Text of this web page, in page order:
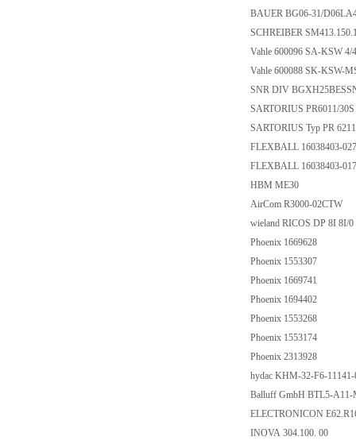
BAUER BG06-31/
SCHREIBER
Vahle 600096 SA-KSW
Vahle 600088 SK-KSW-
SNR DIV
SARTORIUS PR6011/
SARTORIUS Typ PR
FLEXBALL 16038403-
FLEXBALL 16038403-
HBM ME30
AirCom R3000-02CTW
wieland RICOS DP 8I 8I/
Phoenix 1669628
Phoenix 1553307
Phoenix 1669741
Phoenix 1694402
Phoenix 1553268
Phoenix 1553174
Phoenix 2313928
hydac KHM-32-F6-
Balluff GmbH BTL5-
ELECTRONICON
INOVA 304.100. 00